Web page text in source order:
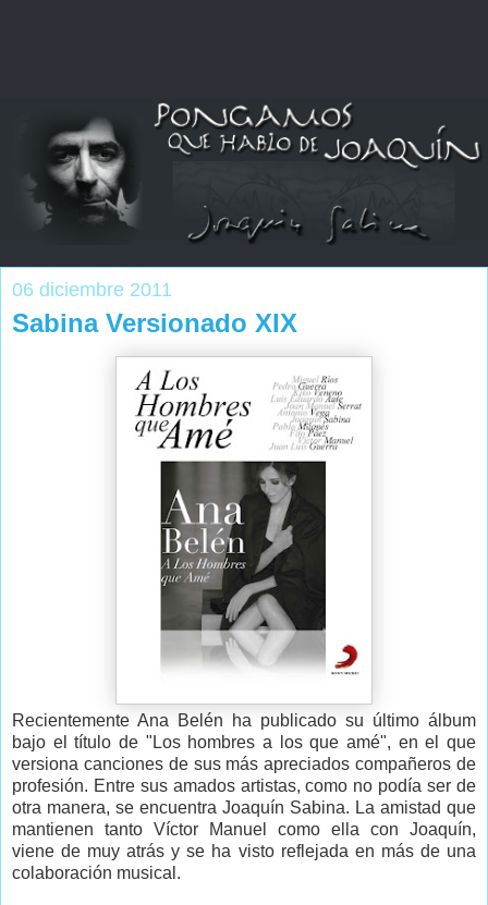
06 diciembre 2011
Sabina Versionado XIX
Recientemente Ana Belén ha publicado su último álbum
bajo el título de "Los hombres a los que amé", en el que
versiona canciones de sus más apreciados compañeros de
profesión. Entre sus amados artistas, como no podía ser de
otra manera, se encuentra Joaquín Sabina. La amistad que
mantienen tanto Víctor Manuel como ella con Joaquín,
viene de muy atrás y se ha visto reflejada en más de una
colaboración musical.